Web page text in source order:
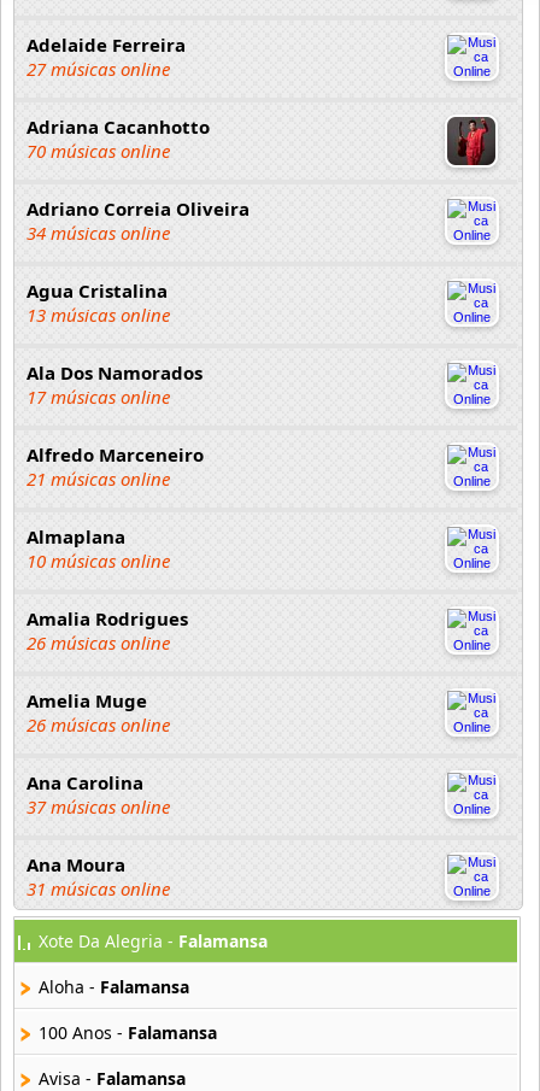
Adelaide Ferreira
27 músicas online
Adriana Cacanhotto
70 músicas online
Adriano Correia Oliveira
34 músicas online
Agua Cristalina
13 músicas online
Ala Dos Namorados
17 músicas online
Alfredo Marceneiro
21 músicas online
Almaplana
10 músicas online
Amalia Rodrigues
26 músicas online
Amelia Muge
26 músicas online
Ana Carolina
37 músicas online
Ana Moura
31 músicas online
Ananga Ranga
21 músicas online
Andre Sardet
18 músicas online
Xote Da Alegria - Falamansa
Aloha - Falamansa
100 Anos - Falamansa
Avisa - Falamansa